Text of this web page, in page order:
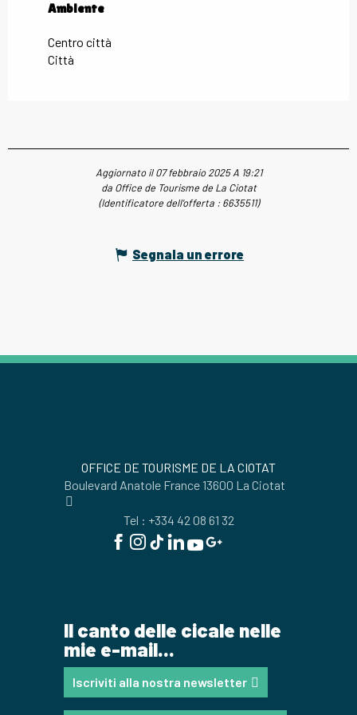
Ambiente
Ambiente
Centro città
Città
Aggiornato il 07 febbraio 2025 A 19:21
da Office de Tourisme de La Ciotat
(Identificatore dell'offerta :6635511)
Segnala un errore
OFFICE DE TOURISME DE LA CIOTAT
Boulevard Anatole France 13600 La Ciotat
Tel : +334 42 08 61 32
Il canto delle cicale nelle
mie e-mail...
Iscriviti alla nostra newsletter